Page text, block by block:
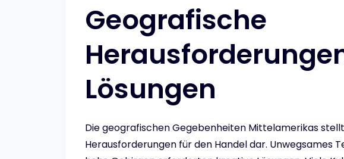
Geografische
Lösungen
Die geografischen Gegebenheiten Mittelamerikas
Herausforderungen für den Handel dar. Unwegsames